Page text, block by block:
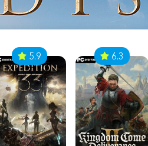
5.9 6.3